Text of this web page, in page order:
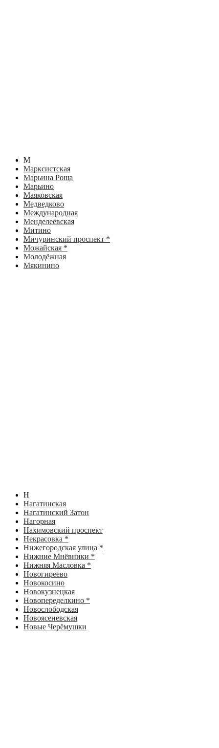
М
Марксистская
Марьина Роща
Марьино
Маяковская
Медведково
Международная
Менделеевская
Митино
Мичуринский проспект *
Можайская *
Молодёжная
Мякинино
Н
Нагатинская
Нагатинский Затон
Нагорная
Нахимовский проспект
Некрасовка *
Нижегородская улица *
Нижние Мнёвники *
Нижняя Масловка *
Новогиреево
Новокосино
Новокузнецкая
Новопеределкино *
Новослободская
Новоясеневская
Новые Черёмушки